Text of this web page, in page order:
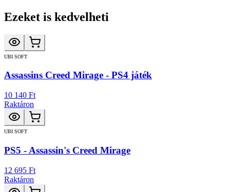
Ezeket is kedvelheti
UBI SOFT
Assassins Creed Mirage - PS4 játék
10 140 Ft
Raktáron
UBI SOFT
PS5 - Assassin's Creed Mirage
12 695 Ft
Raktáron